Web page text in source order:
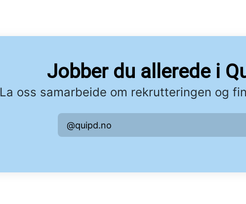
Jobber du allerede i
La oss samarbeide om rekrutteringen og
@quipd.no